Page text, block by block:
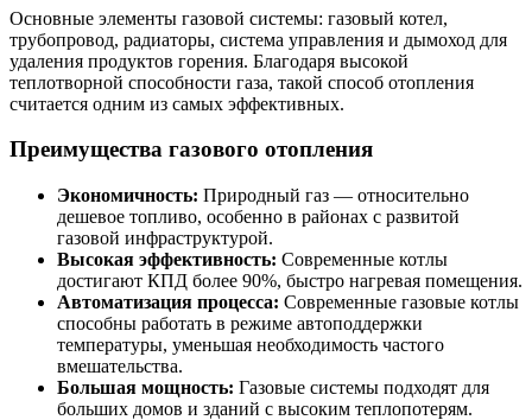
Основные элементы газовой системы: газовый котел,
трубопровод, радиаторы, система управления и дымоход для
удаления продуктов горения. Благодаря высокой
теплотворной способности газа, такой способ отопления
считается одним из самых эффективных.
Преимущества газового отопления
Экономичность: Природный газ — относительно
дешевое топливо, особенно в районах с развитой
газовой инфраструктурой.
Высокая эффективность: Современные котлы
достигают КПД более 90%, быстро нагревая помещения.
Автоматизация процесса: Современные газовые котлы
способны работать в режиме автоподдержки
температуры, уменьшая необходимость частого
вмешательства.
Большая мощность: Газовые системы подходят для
больших домов и зданий с высоким теплопотерям.